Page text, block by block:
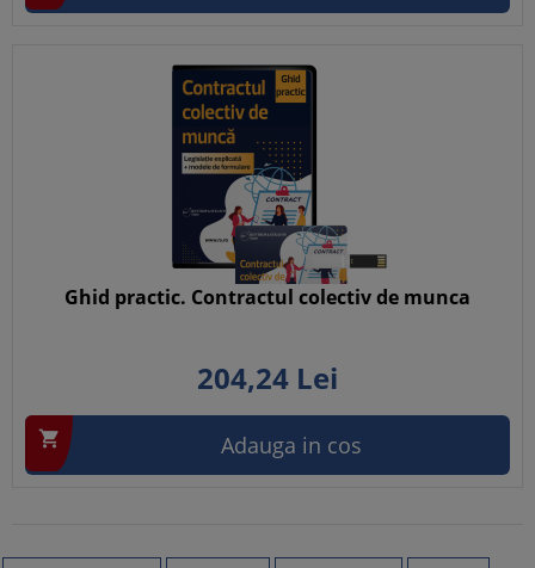
Ghid practic. Contractul colectiv de munca
204,24 Lei
 Adauga in cos